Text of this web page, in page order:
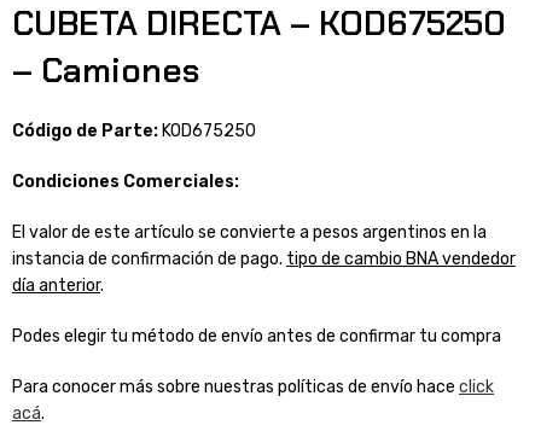
CUBETA DIRECTA – KOD675250
– Camiones
Código de Parte: KOD675250
Condiciones Comerciales:
El valor de este artículo se convierte a pesos argentinos en la
instancia de confirmación de pago. tipo de cambio BNA vendedor
día anterior.
Podes elegir tu método de envío antes de confirmar tu compra
Para conocer más sobre nuestras políticas de envío hace click
acá.